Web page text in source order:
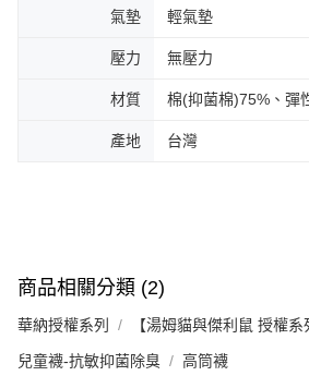
氣墊 輕氣墊
壓力 無壓力
材質 棉(抑菌棉)75%、彈
產地 台灣
商品相關分類 (2)
華納授權系列 【湯姆貓與傑利鼠 授權系
兒童襪-抗敏抑菌除臭 高筒襪
Footer客服